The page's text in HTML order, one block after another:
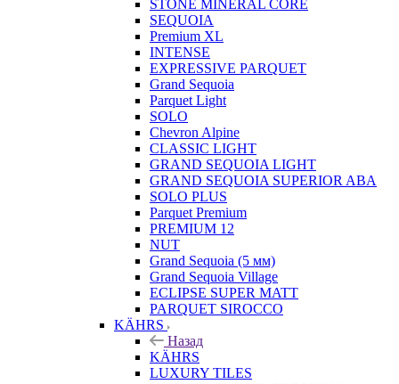
STONE MINERAL CORE
SEQUOIA
Premium XL
INTENSE
EXPRESSIVE PARQUET
Grand Sequoia
Parquet Light
SOLO
Chevron Alpine
CLASSIC LIGHT
GRAND SEQUOIA LIGHT
GRAND SEQUOIA SUPERIOR ABA
SOLO PLUS
Parquet Premium
PREMIUM 12
NUT
Grand Sequoia (5 мм)
Grand Sequoia Village
ECLIPSE SUPER MATT
PARQUET SIROCCO
KÄHRS
Назад
KÄHRS
LUXURY TILES